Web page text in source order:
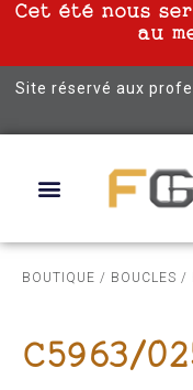
Cet été nous
au
Site réservé aux
BOUTIQUE / BOUCLES /
C5963/